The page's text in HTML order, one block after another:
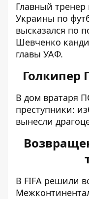
Главный
Украины по
высказался по
Шевченко
главы УАФ.
Голкипер
В дом вратаря
преступники:
вынесли
В FIFA решили